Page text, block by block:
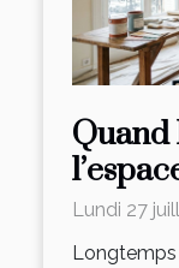
Lundi 27
Longtemps